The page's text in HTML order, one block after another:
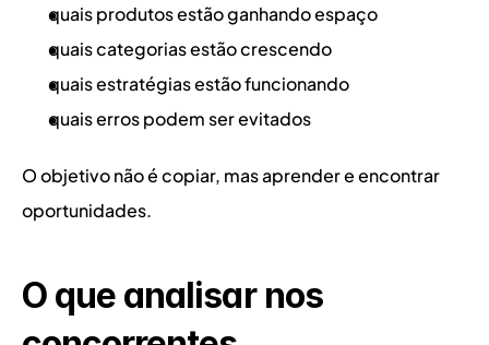
quais produtos estão ganhando espaço
quais categorias estão crescendo
quais estratégias estão funcionando
quais erros podem ser evitados
O objetivo não é copiar, mas aprender e encontrar
oportunidades.
O que analisar nos